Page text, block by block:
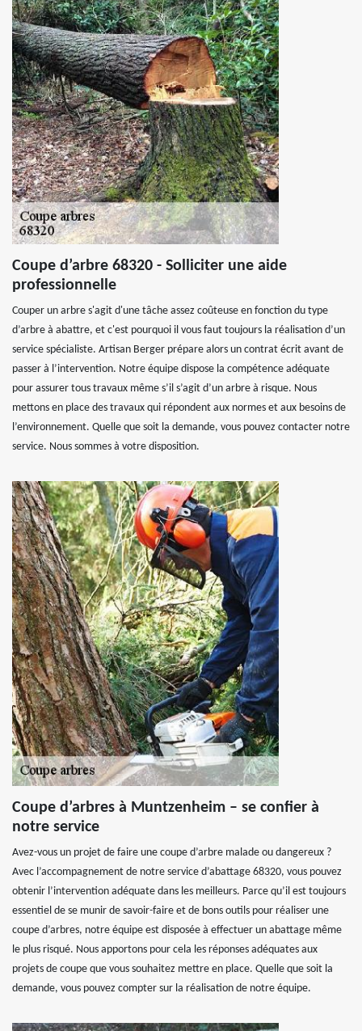
Coupe d’arbre 68320 - Solliciter une aide
professionnelle
Couper un arbre s'agit d'une tâche assez coûteuse en fonction du type
d’arbre à abattre, et c'est pourquoi il vous faut toujours la réalisation d’un
service spécialiste. Artisan Berger prépare alors un contrat écrit avant de
passer à l’intervention. Notre équipe dispose la compétence adéquate
pour assurer tous travaux même s’il s’agit d’un arbre à risque. Nous
mettons en place des travaux qui répondent aux normes et aux besoins de
l’environnement. Quelle que soit la demande, vous pouvez contacter notre
service. Nous sommes à votre disposition.
Coupe d’arbres à Muntzenheim – se confier à
notre service
Avez-vous un projet de faire une coupe d’arbre malade ou dangereux ?
Avec l’accompagnement de notre service d’abattage 68320, vous pouvez
obtenir l’intervention adéquate dans les meilleurs. Parce qu’il est toujours
essentiel de se munir de savoir-faire et de bons outils pour réaliser une
coupe d’arbres, notre équipe est disposée à effectuer un abattage même
le plus risqué. Nous apportons pour cela les réponses adéquates aux
projets de coupe que vous souhaitez mettre en place. Quelle que soit la
demande, vous pouvez compter sur la réalisation de notre équipe.